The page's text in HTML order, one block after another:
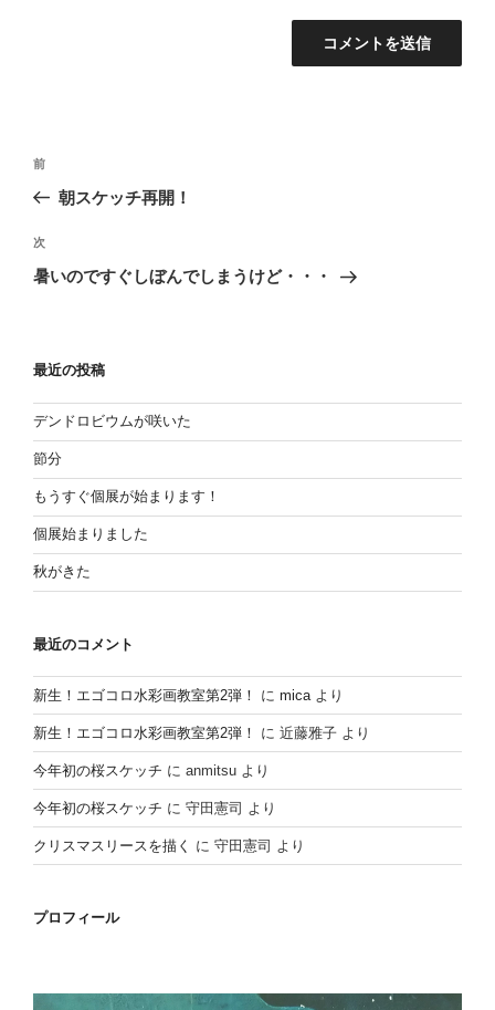
投
ビ
ゲ
ョ
ン
過
の
稿
前
朝スケッチ再開！
次
投
次
暑いのですぐしぼんでしまうけど・・・
最近の投稿
デンドロビウムが咲いた
節分
もうすぐ個展が始まります！
個展始まりました
秋がきた
最近のコメント
新生！エゴコロ水彩画教室第2弾！ に mica より
新生！エゴコロ水彩画教室第2弾！ に 近藤雅子 より
今年初の桜スケッチ に anmitsu より
今年初の桜スケッチ に 守田憲司 より
クリスマスリースを描く に 守田憲司 より
プロフィール